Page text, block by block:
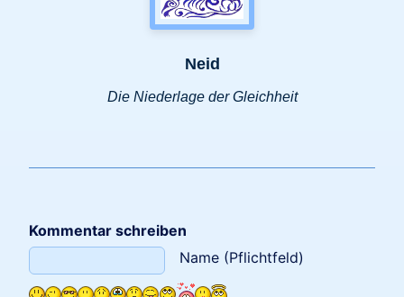
Neid
Die Niederlage der Gleichheit
Kommentar schreiben
Name (Pflichtfeld)
Text des Kommentars